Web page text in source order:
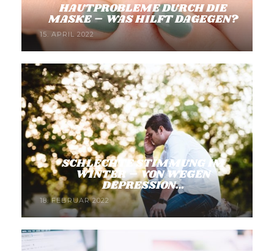
HAUTPROBLEME DURCH DIE
MASKE – WAS HILFT DAGEGEN?
15. APRIL 2022
SCHLECHTE STIMMUNG IM
WINTER – VON WEGEN
DEPRESSION…
18. FEBRUAR 2022